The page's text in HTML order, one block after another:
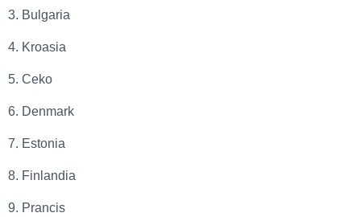
3. Bulgaria
4. Kroasia
5. Ceko
6. Denmark
7. Estonia
8. Finlandia
9. Prancis